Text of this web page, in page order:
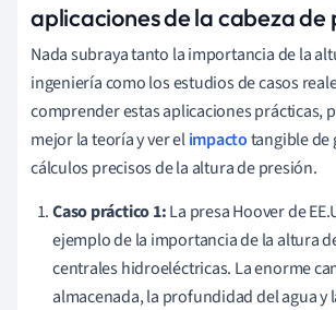
aplicaciones de la cabeza de
Nada subraya tanto la importancia de la
ingeniería como los estudios de casos
comprender estas aplicaciones prácticas,
mejor la teoría y ver elimpactotangible de
cálculos precisos de la altura de presión.
Caso práctico 1:La presa Hoover de
ejemplo de la importancia de la altura
centrales hidroeléctricas. La enorme
almacenada, la profundidad del agua y